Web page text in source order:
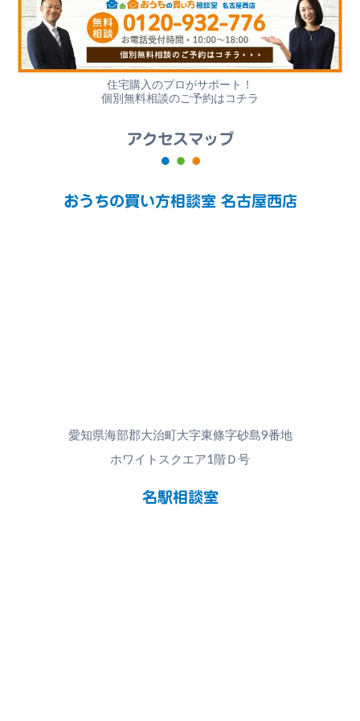
住宅購入のプロがサポート！
個別無料相談のご予約はコチラ
アクセスマップ
おうちの買い方相談室 名古屋西店
愛知県海部郡大治町大字東條字砂島9番地
ホワイトスクエア1階Ｄ号
名駅相談室